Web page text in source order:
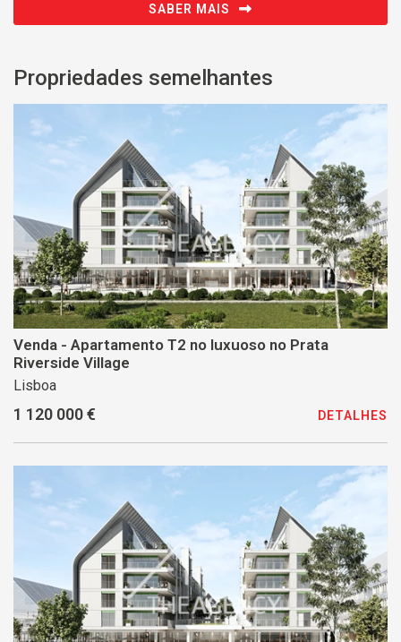
SABER MAIS
Propriedades semelhantes
Venda - Apartamento T2 no luxuoso no Prata
Riverside Village
Lisboa
1 120 000 € DETALHES